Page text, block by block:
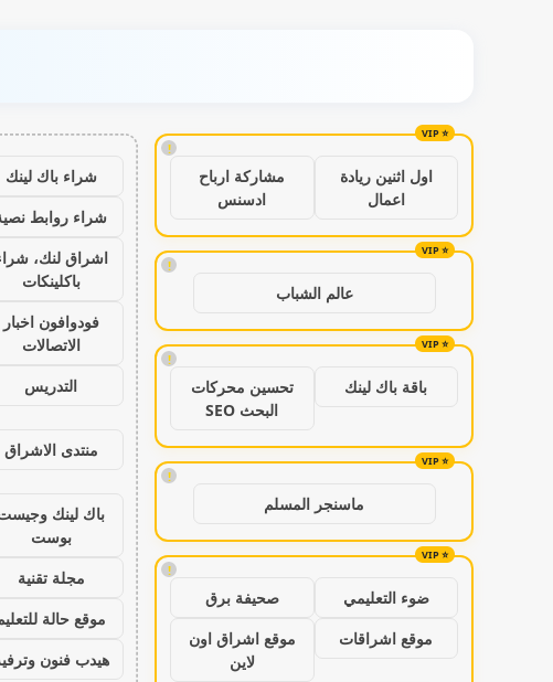
!
اول اثنين ريادة
اعمال
مشاركة ارباح
ادسنس
!
عالم الشباب
!
باقة باك لينك
تحسين محركات
البحث SEO
!
ماسنجر المسلم
!
ضوء التعليمي
صحيفة برق
موقع اشراقات
موقع اشراق اون
لاين
شراء باك لينك
شراء روابط
اشراق لنك،
باكلينكات
فودوافون اخبار
الاتصالات
التدريس
منتدى الاشراق
باك لينك
بوست
مجلة تقنية
موقع حالة
هيدب فنون